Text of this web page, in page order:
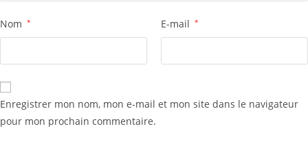
Nom * E-mail *
Enregistrer mon nom, mon e-mail et mon site dans le navigateur
pour mon prochain commentaire.